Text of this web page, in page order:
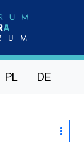
PL DE